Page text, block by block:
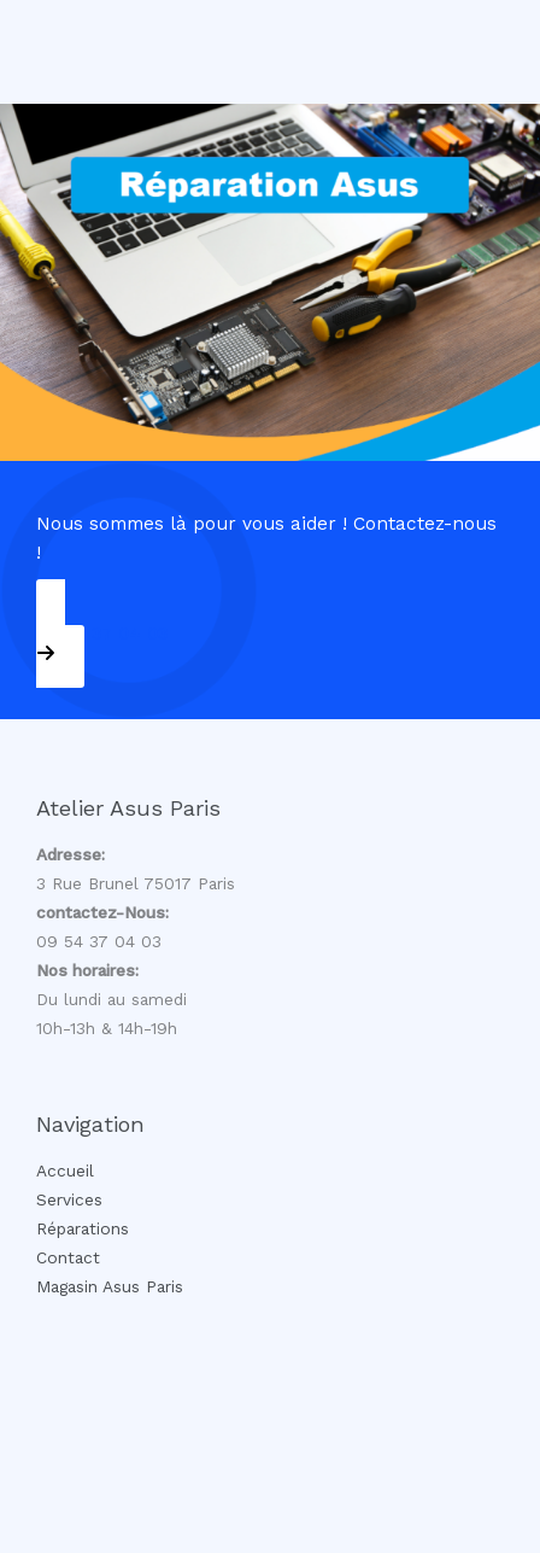
Nous sommes là pour vous aider ! Contactez-nous
!
09 54 37 04 03
Atelier Asus Paris
Adresse:
3 Rue Brunel 75017 Paris
contactez-Nous:
09 54 37 04 03
Nos horaires:
Du lundi au samedi
10h-13h & 14h-19h
Navigation
Accueil
Services
Réparations
Contact
Magasin Asus Paris